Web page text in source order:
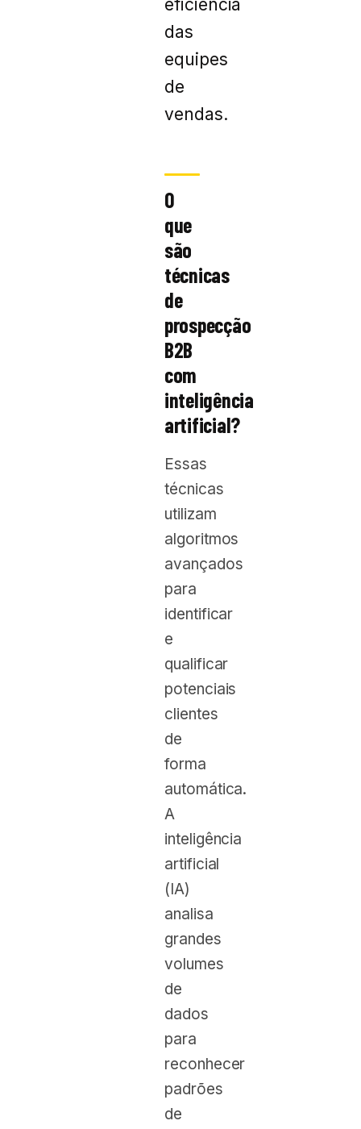
eficiência
das
equipes
de
vendas.
O
que
são
técnicas
de
prospecção
B2B
com
inteligência
artificial?
Essas
técnicas
utilizam
algoritmos
avançados
para
identificar
e
qualificar
potenciais
clientes
de
forma
automática.
A
inteligência
artificial
(IA)
analisa
grandes
volumes
de
dados
para
reconhecer
padrões
de